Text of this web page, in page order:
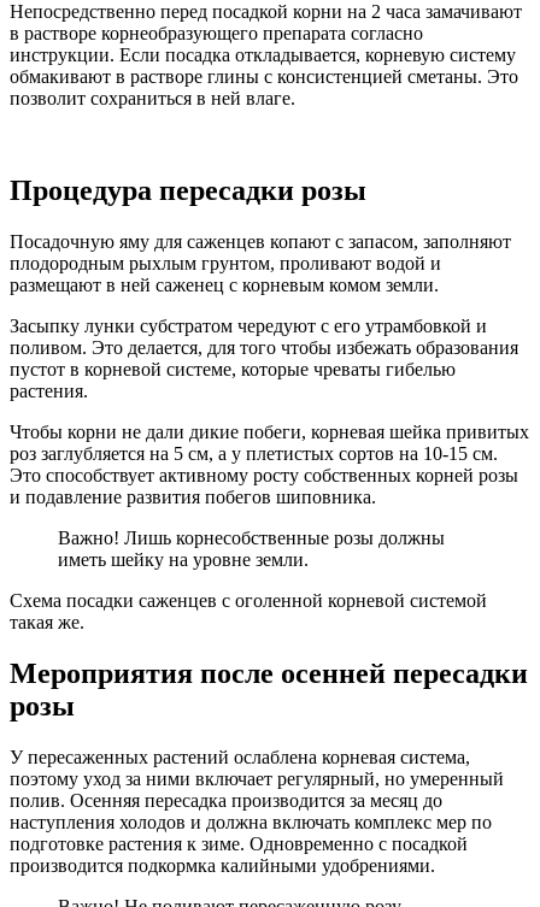
Непосредственно перед посадкой корни на 2 часа замачивают
в растворе корнеобразующего препарата согласно
инструкции. Если посадка откладывается, корневую систему
обмакивают в растворе глины с консистенцией сметаны. Это
позволит сохраниться в ней влаге.
Процедура пересадки розы
Посадочную яму для саженцев копают с запасом, заполняют
плодородным рыхлым грунтом, проливают водой и
размещают в ней саженец с корневым комом земли.
Засыпку лунки субстратом чередуют с его утрамбовкой и
поливом. Это делается, для того чтобы избежать образования
пустот в корневой системе, которые чреваты гибелью
растения.
Чтобы корни не дали дикие побеги, корневая шейка привитых
роз заглубляется на 5 см, а у плетистых сортов на 10-15 см.
Это способствует активному росту собственных корней розы
и подавление развития побегов шиповника.
Важно! Лишь корнесобственные розы должны
иметь шейку на уровне земли.
Схема посадки саженцев с оголенной корневой системой
такая же.
Мероприятия после осенней пересадки
розы
У пересаженных растений ослаблена корневая система,
поэтому уход за ними включает регулярный, но умеренный
полив. Осенняя пересадка производится за месяц до
наступления холодов и должна включать комплекс мер по
подготовке растения к зиме. Одновременно с посадкой
производится подкормка калийными удобрениями.